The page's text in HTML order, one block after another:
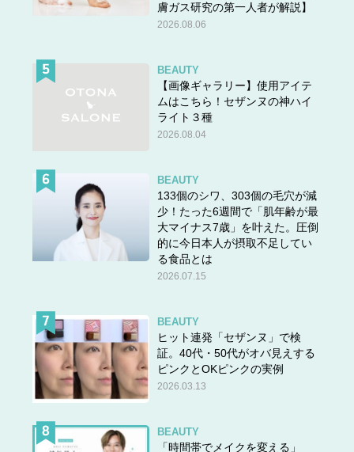
膚ガス研究の第一人者が解説】
2026.08.06
BEAUTY
【画像ギャラリー】使用アイテ
ムはこちら！セザンヌの神ハイ
ライト３種
2026.08.04
BEAUTY
133個のシワ、303個の毛穴が減
少！たった6週間で「肌年齢が最
大マイナス7歳」を叶えた。圧倒
的に今日本人が摂取不足してい
る食品とは
2026.07.15
BEAUTY
ヒット連発「セザンヌ」で検
証。40代・50代がオバ見えする
ピンクとOKピンクの実例
2026.03.13
BEAUTY
「時間帯でメイクを変える」